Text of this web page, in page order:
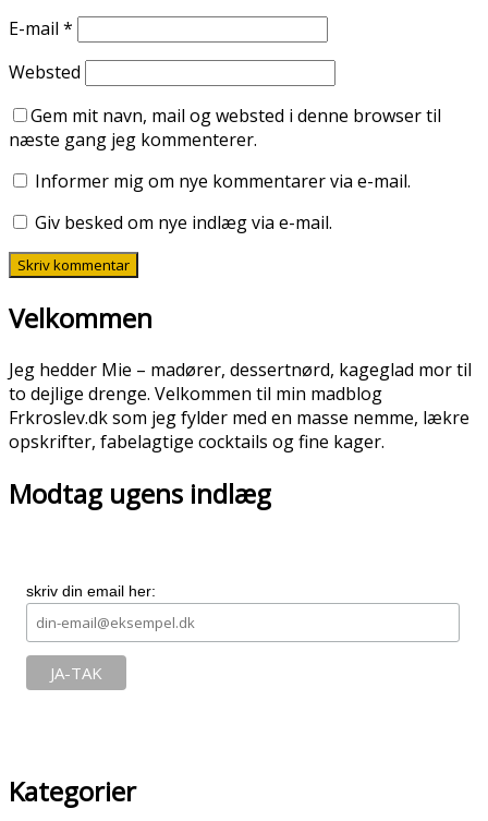
E-mail *
Websted
Gem mit navn, mail og websted i denne browser til
næste gang jeg kommenterer.
Informer mig om nye kommentarer via e-mail.
Giv besked om nye indlæg via e-mail.
Velkommen
Jeg hedder Mie – madører, dessertnørd, kageglad mor til
to dejlige drenge. Velkommen til min madblog
Frkroslev.dk som jeg fylder med en masse nemme, lækre
opskrifter, fabelagtige cocktails og fine kager.
Modtag ugens indlæg
skriv din email her:
Kategorier